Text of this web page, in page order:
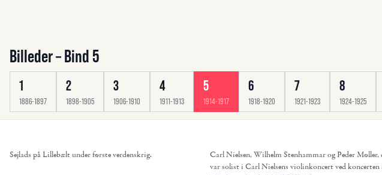
Billeder–Bind5
1
1886-1897
2
1898-1905
3
1906-1910
4
1911-1913
5
1914-1917
6
1918-1920
7
1921-1923
8
1924-1925
Sejlads på Lillebælt under første verdenskrig.
Carl Nielsen, Wilhelm Stenhammar og Peder Møller,
var solist i Carl Nielsens violinkoncert ved koncerten